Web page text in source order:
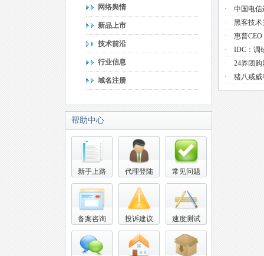
网络舆情
新品上市
技术前沿
行业信息
域名注册
帮助中心
新手上路 代理登陆 常见问题
备案咨询 投诉建议 速度测试
· 中国电
· 黑客技术
· 惠普
· IDC：调
· 24券团
· 猪八戒威